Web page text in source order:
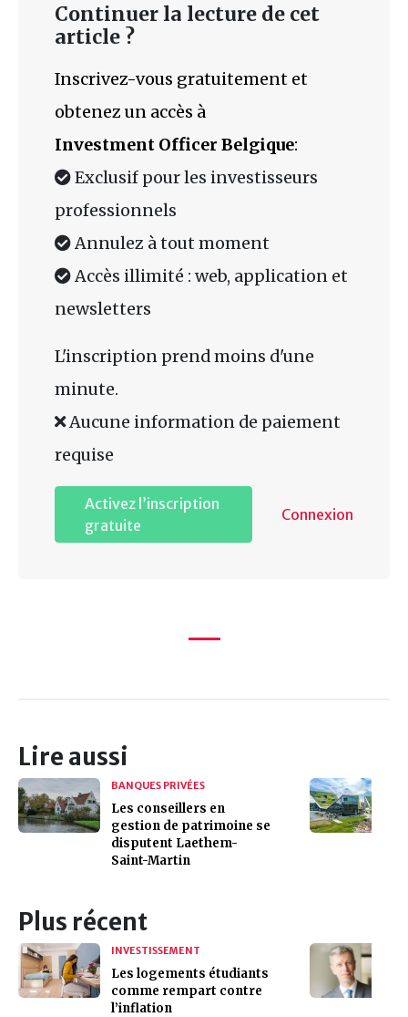
Continuer la lecture de cet
article ?
Inscrivez-vous gratuitement et
obtenez un accès à
Investment Officer Belgique:
Exclusif pour les investisseurs
professionnels
Annulez à tout moment
Accès illimité : web, application et
newsletters
L'inscription prend moins d'une
minute.
Aucune information de paiement
requise
Activez l’inscription
gratuite
Connexion
Lire aussi
BANQUES PRIVÉES
Les conseillers en
gestion de patrimoine se
disputent Laethem-
Saint-Martin
Plus récent
INVESTISSEMENT
Les logements étudiants
comme rempart contre
l’inflation